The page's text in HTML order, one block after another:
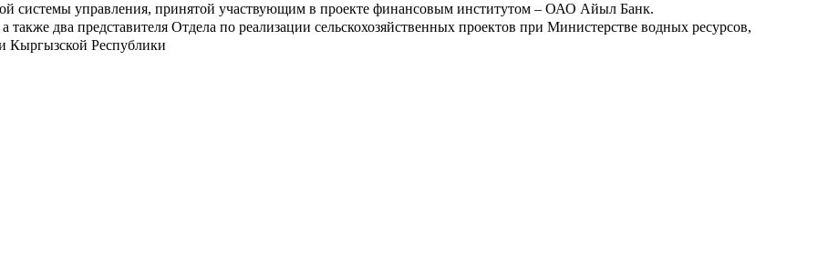
системы управления, принятой участвующим в проекте финансовым институтом – ОАО Айыл Банк.
также два представителя Отдела по реализации сельскохозяйственных проектов при Министерстве водных ресурсов,
Кыргызской Республики